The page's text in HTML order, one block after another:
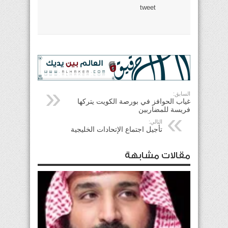
tweet
السابق:
غياب الحوافز في بورصة الكويت يتركها
فريسة للمضاربين
التالي:
تأجيل اجتماع الإتحادات الخليجية
مقالات مشابهة